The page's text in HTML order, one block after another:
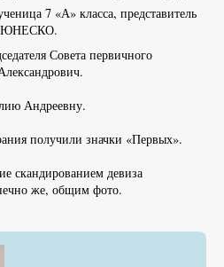
7 «А» класса, представитель
ЮНЕСКО.
Совета первичного
Андреевну.
получили значки «Первых».
скандированием девиза
же, общим фото.